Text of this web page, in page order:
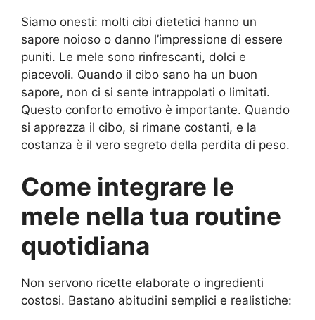
Siamo onesti: molti cibi dietetici hanno un
sapore noioso o danno l’impressione di essere
puniti. Le mele sono rinfrescanti, dolci e
piacevoli. Quando il cibo sano ha un buon
sapore, non ci si sente intrappolati o limitati.
Questo conforto emotivo è importante. Quando
si apprezza il cibo, si rimane costanti, e la
costanza è il vero segreto della perdita di peso.
Come integrare le
mele nella tua routine
quotidiana
Non servono ricette elaborate o ingredienti
costosi. Bastano abitudini semplici e realistiche: